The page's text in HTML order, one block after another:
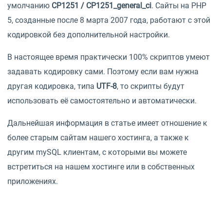
умолчанию CP1251 / CP1251_general_ci. Сайты на PHP
5, созданные после 8 марта 2007 года, работают с этой
кодировкой без дополнительной настройки.
В настоящее время практически 100% скриптов умеют
задавать кодировку сами. Поэтому если вам нужна
другая кодировка, типа UTF-8, то скрипты будут
использовать её самостоятельно и автоматически.
Дальнейшая информация в статье имеет отношение к
более старым сайтам нашего хостинга, а также к
другим mySQL клиентам, с которыми вы можете
встретиться на нашем хостинге или в собственных
приложениях.